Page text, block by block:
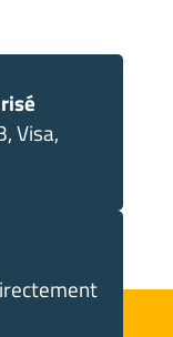
Visa,